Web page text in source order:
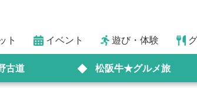
ト イベント 遊び・体験
古道 松阪牛★グルメ旅